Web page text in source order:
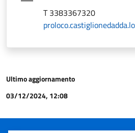
T 3383367320
Ultimo aggiornamento
03/12/2024, 12:08